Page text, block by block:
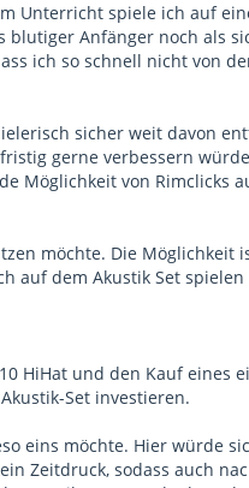
Unterricht spiele ich auf
blutiger Anfänger noch als
ich so schnell nicht von
sicher weit davon
gerne verbessern
Möglichkeit von Rimclicks
möchte. Die
auf dem Akustik Set
HiHat und den Kauf eines
Set investieren.
eins möchte. Hier würde
Zeitdruck, sodass auch